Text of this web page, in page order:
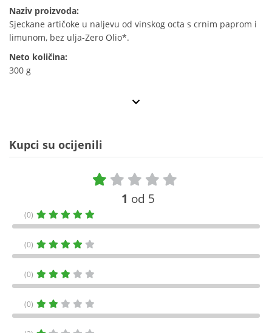
Naziv proizvoda:
Sjeckane artičoke u naljevu od vinskog octa s crnim paprom i
limunom, bez ulja-Zero Olio*.
Neto količina:
300 g
Kupci su ocijenili
1 od 5
(0)
(0)
(0)
(0)